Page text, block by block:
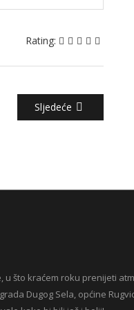
Rating:
Sljedeće
u što kraćem roku prenijeti
Dugog Sela, općine